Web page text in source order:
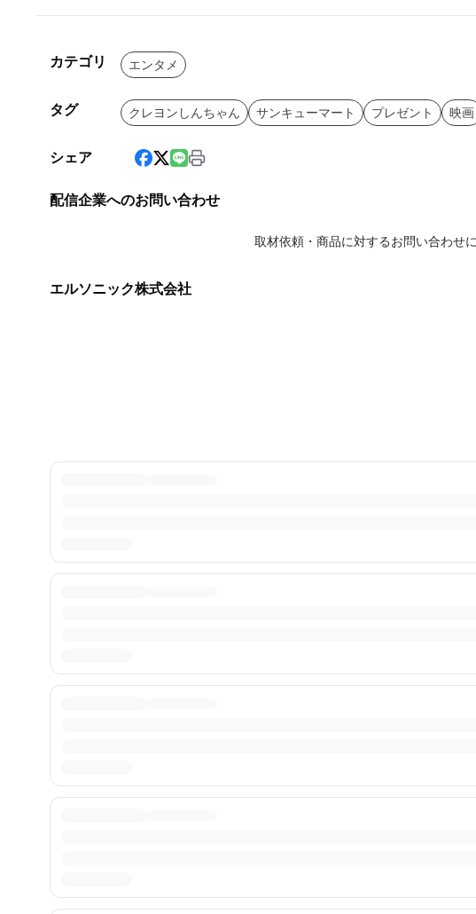
カテゴリ エンタメ
タグ クレヨンしんちゃん サンキューマート プレゼント 映画
シェア
配信企業へのお問い合わせ
取材依頼・商品に対するお問い合わせ
エルソニック株式会社